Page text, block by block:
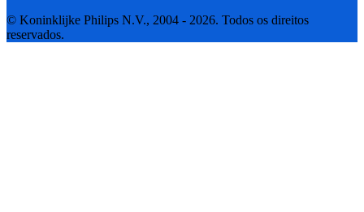
© Koninklijke Philips N.V., 2004 - 2026. Todos os direitos
reservados.